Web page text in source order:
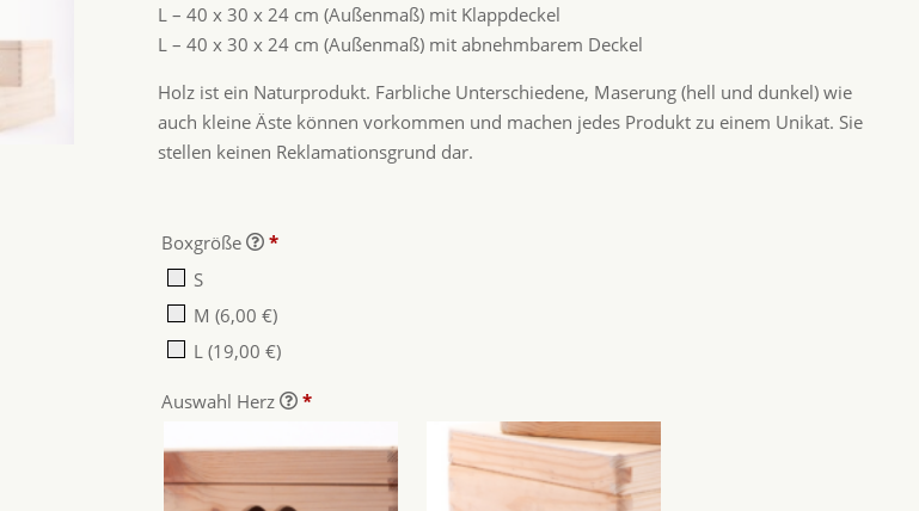
L – 40 x 30 x 24 cm (Außenmaß) mit Klappdeckel
L – 40 x 30 x 24 cm (Außenmaß) mit abnehmbarem Deckel
Holz ist ein Naturprodukt. Farbliche Unterschiedene, Maserung (hell und dunkel) wie
auch kleine Äste können vorkommen und machen jedes Produkt zu einem Unikat. Sie
stellen keinen Reklamationsgrund dar.
Boxgröße
*
S
M(6,00 €)
L(19,00 €)
Auswahl Herz *